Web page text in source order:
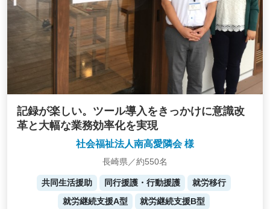
記録が楽しい。ツール導入をきっかけに意識改
革と大幅な業務効率化を実現
社会福祉法人南高愛隣会 様
長崎県／約550名
共同生活援助 同行援護・行動援護
就労移行
就労継続支援A型
就労継続支援B型